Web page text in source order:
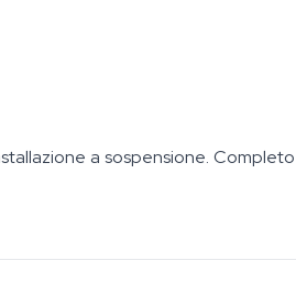
a sospensione.